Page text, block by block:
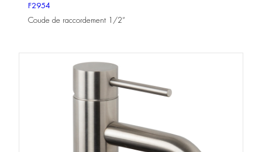
F2954
Coude de raccordement 1/2”